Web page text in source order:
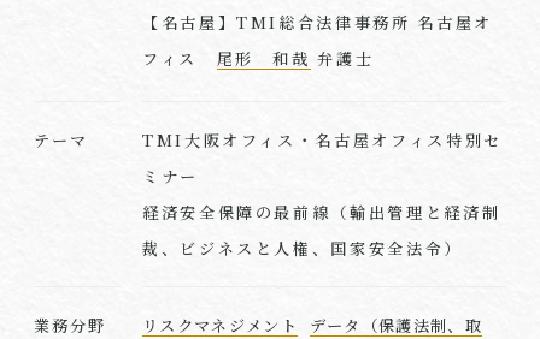
【名古屋】TMI総合法律事務所 名古屋オ
フィス 尾形 和哉 弁護士
テーマ
TMI大阪オフィス・名古屋オフィス特別セ
ミナー
経済安全保障の最前線（輸出管理と経済制
裁、ビジネスと人権、国家安全法令）
業務分野 リスクマネジメント
データ（保護法制、取